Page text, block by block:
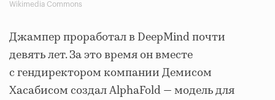
Wikimedia Commons
Джампер проработал в DeepMind почти
девять лет. За это время он вместе
с гендиректором компании Демисом
Хасабисом создал AlphaFold — модель для